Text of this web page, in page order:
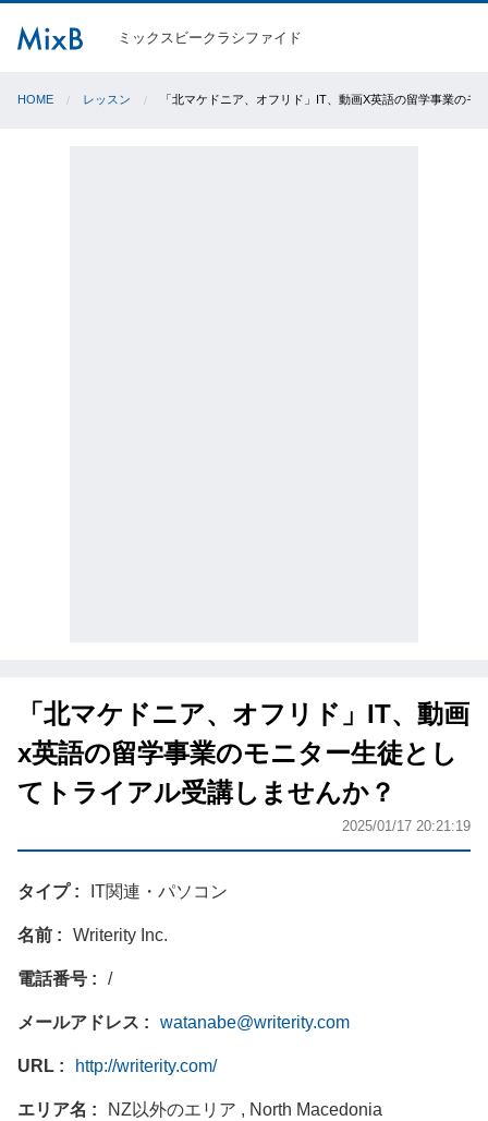
ミックスビークラシファイド
HOME レッスン 「北マケドニア、オフリド」IT、動画X英語の留学事業の
「北マケドニア、オフリド」IT、動画
x英語の留学事業のモニター生徒とし
てトライアル受講しませんか？
2025/01/17 20:21:19
タイプ IT関連・パソコン
名前 Writerity Inc.
電話番号 /
メールアドレス watanabe@writerity.com
URL http://writerity.com/
エリア名 NZ以外のエリア , North Macedonia